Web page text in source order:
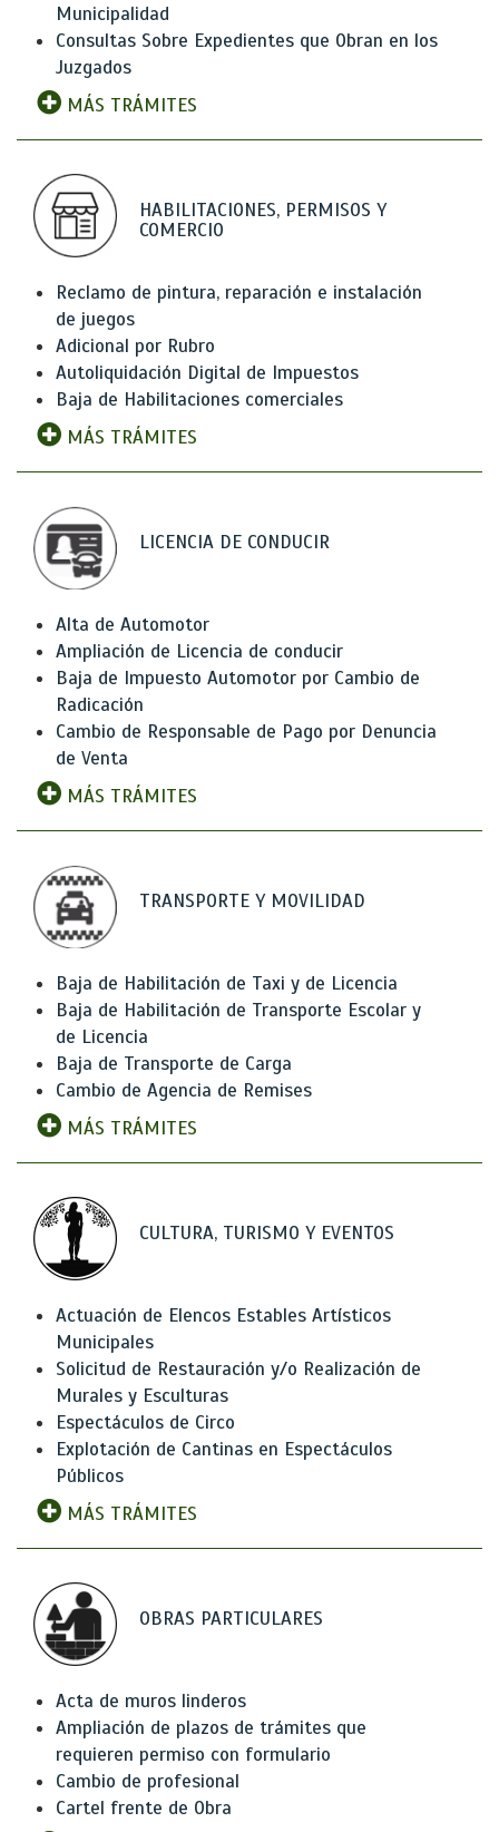
Municipalidad
Consultas Sobre Expedientes que Obran en los
Juzgados
MÁS TRÁMITES
HABILITACIONES, PERMISOS Y
COMERCIO
Reclamo de pintura, reparación e instalación
de juegos
Adicional por Rubro
Autoliquidación Digital de Impuestos
Baja de Habilitaciones comerciales
MÁS TRÁMITES
LICENCIA DE CONDUCIR
Alta de Automotor
Ampliación de Licencia de conducir
Baja de Impuesto Automotor por Cambio de
Radicación
Cambio de Responsable de Pago por Denuncia
de Venta
MÁS TRÁMITES
TRANSPORTE Y MOVILIDAD
Baja de Habilitación de Taxi y de Licencia
Baja de Habilitación de Transporte Escolar y
de Licencia
Baja de Transporte de Carga
Cambio de Agencia de Remises
MÁS TRÁMITES
CULTURA, TURISMO Y EVENTOS
Actuación de Elencos Estables Artísticos
Municipales
Solicitud de Restauración y/o Realización de
Murales y Esculturas
Espectáculos de Circo
Explotación de Cantinas en Espectáculos
Públicos
MÁS TRÁMITES
OBRAS PARTICULARES
Acta de muros linderos
Ampliación de plazos de trámites que
requieren permiso con formulario
Cambio de profesional
Cartel frente de Obra